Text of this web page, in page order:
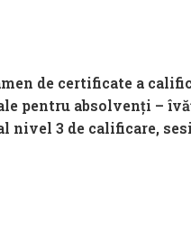
de certificate a
pentru absolvenți –
nivel 3 de calificare,